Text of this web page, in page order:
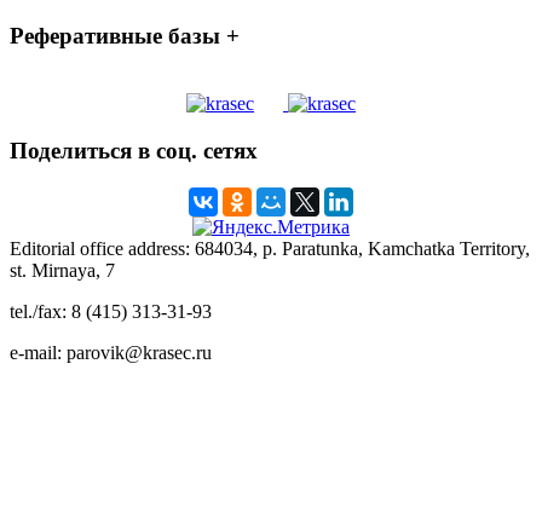
Реферативные базы +
Поделиться в соц. сетях
Editorial office address: 684034, p. Paratunka, Kamchatka Territory,
st. Mirnaya, 7
tel./fax: 8 (415) 313-31-93
e-mail: parovik@krasec.ru